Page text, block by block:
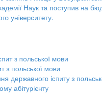
Наук та поступив на
університету.
з польської мови
державного іспиту з
абітурієнту